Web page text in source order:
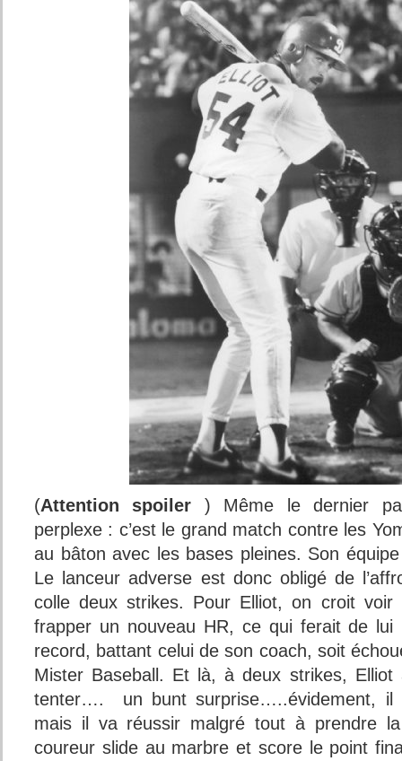
(Attention spoiler ) Même le dernier
perplexe : c’est le grand match contre les
au bâton avec les bases pleines. Son
Le lanceur adverse est donc obligé de
colle deux strikes. Pour Elliot, on croit
frapper un nouveau HR, ce qui ferait de lui
record, battant celui de son coach, soit
Mister Baseball. Et là, à deux strikes,
tenter…. un bunt surprise…..évidement, il
mais il va réussir malgré tout à prendre la
coureur slide au marbre et score le point